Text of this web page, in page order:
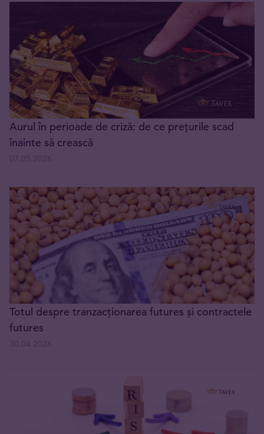
Aurul în perioade de criză: de ce prețurile scad
înainte să crească
Totul despre tranzacționarea futures și contractele
futures